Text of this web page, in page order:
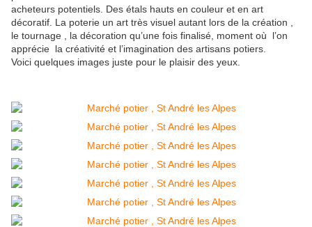
acheteurs potentiels. Des étals hauts en couleur et en art
décoratif. La poterie un art très visuel autant lors de la création ,
le tournage , la décoration qu’une fois finalisé, moment où l’on
apprécie la créativité et l’imagination des artisans potiers.
Voici quelques images juste pour le plaisir des yeux.